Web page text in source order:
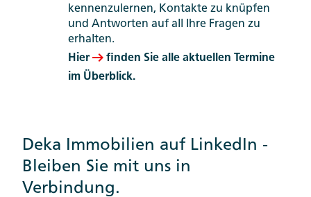
kennenzulernen, Kontakte zu knüpfen
und Antworten auf all Ihre Fragen zu
erhalten.
Hier
finden Sie alle aktuellen Termine
im Überblick.
Deka Immobilien auf LinkedIn -
Bleiben Sie mit uns in
Verbindung.